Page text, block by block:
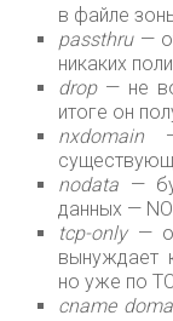
в файле
passthru —
никаких
drop — не
итоге он
nxdomain
nodata —
данных —
tcp-only—
вынуждает
но уже по
cname